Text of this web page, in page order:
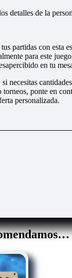
detalles de la
partidas con esta
para este juego
en tu
necesitas
torneos, ponte en
personalizada.